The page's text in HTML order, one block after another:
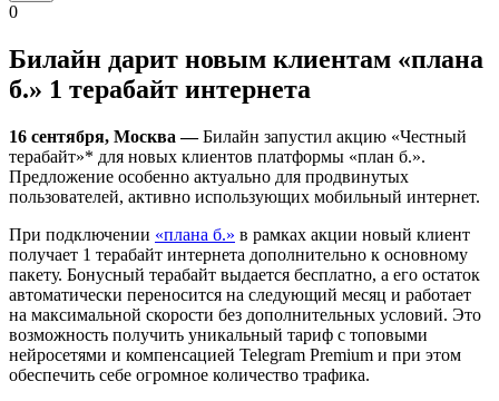
0
Билайн дарит новым клиентам «плана
б.» 1 терабайт интернета
16 сентября, Москва —Билайн запустил акцию «Честный
терабайт»* для новых клиентов платформы «план б.».
Предложение особенно актуально для продвинутых
пользователей, активно использующих мобильный интернет.
При подключении «плана б.» в рамках акции новый клиент
получает 1 терабайт интернета дополнительно к основному
пакету. Бонусный терабайт выдается бесплатно, а его остаток
автоматически переносится на следующий месяц и работает
на максимальной скорости без дополнительных условий. Это
возможность получить уникальный тариф с топовыми
нейросетями и компенсацией Telegram Premium и при этом
обеспечить себе огромное количество трафика.